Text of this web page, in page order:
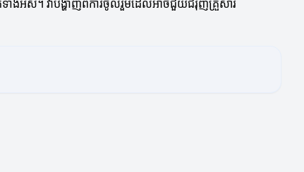
ទាំងអស់។ វាបង្ហាញពីការចូលរួមដែលអាចជួយជំរុញគ្រួសារ